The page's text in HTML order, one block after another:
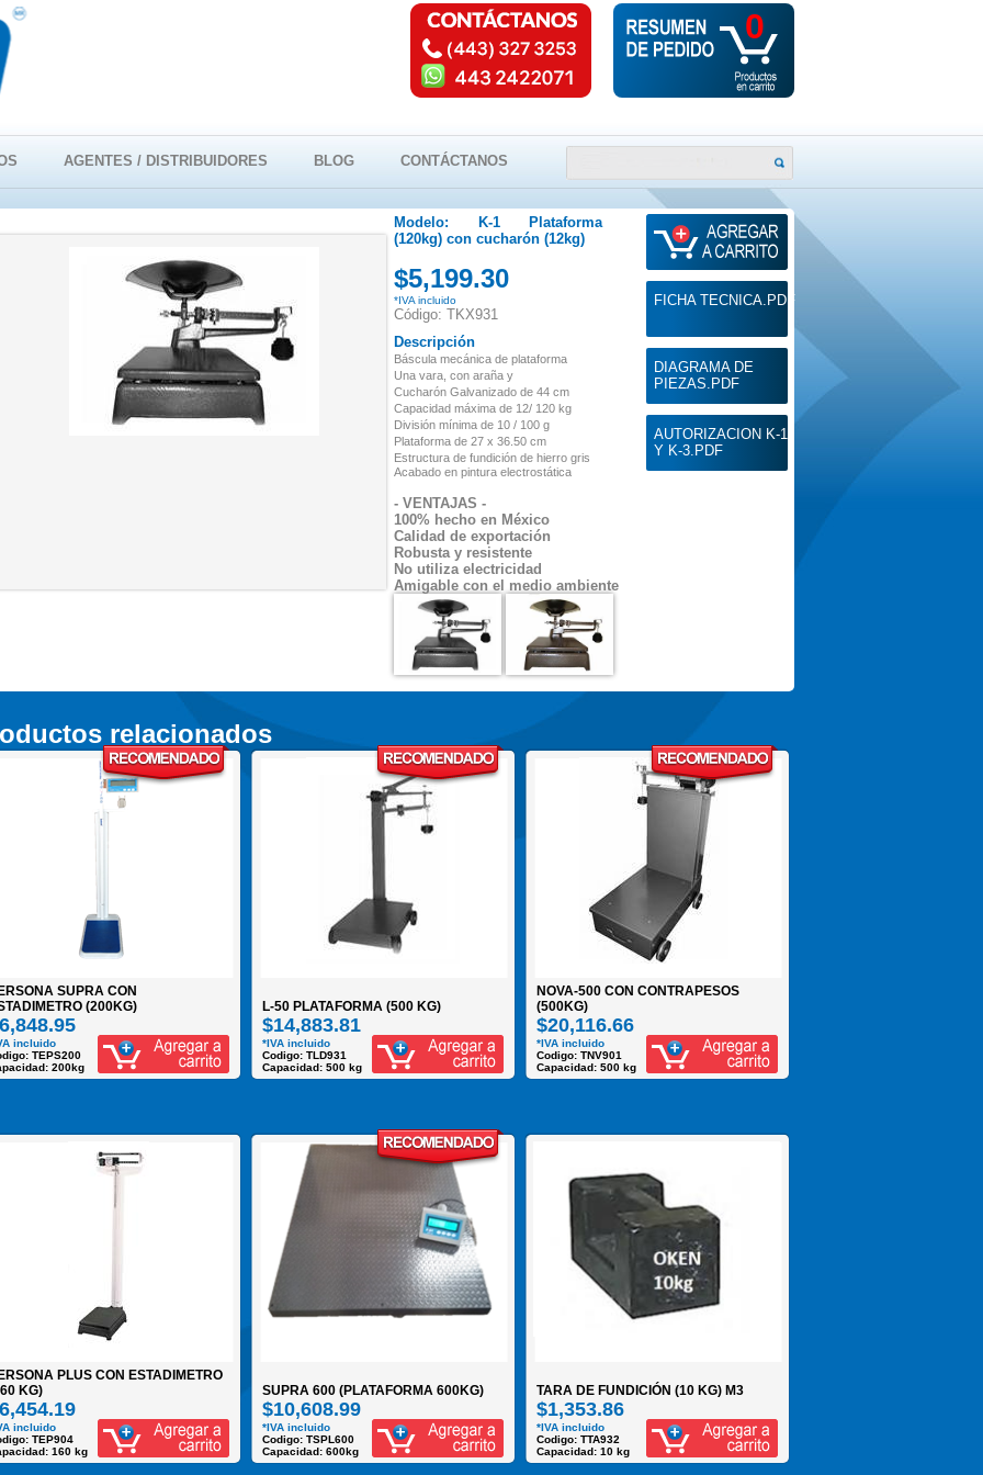
0
AGENTES / DISTRIBUIDORES BLOG CONTÁCTANOS
FICHA TECNICA.PDF
DIAGRAMA DE
PIEZAS.PDF
AUTORIZACION K-1
Y K-3.PDF
Modelo:
K-1 Plataforma
(120kg) con cucharón (12kg)
$5,199.30
*IVA incluido
Código: TKX931
Descripción
Báscula mecánica de plataforma
Una vara, con araña y
Cucharón Galvanizado de 44 cm
Capacidad máxima de 12/ 120 kg
División mínima de 10 / 100 g
Plataforma de 27 x 36.50 cm
Estructura de fundición de hierro gris
Acabado en pintura electrostática
- VENTAJAS -
100% hecho en México
Calidad de exportación
Robusta y resistente
No utiliza electricidad
Amigable con el medio ambiente
relacionados
SUPRA CON
(200KG)
incluido
TEPS200
200kg
L-50 PLATAFORMA (500 KG)
$14,883.81
*IVA incluido
Codigo: TLD931
Capacidad: 500 kg
NOVA-500 CON CONTRAPESOS
(500KG)
$20,116.66
*IVA incluido
Codigo: TNV901
Capacidad: 500 kg
PLUS CON ESTADIMETRO
KG)
incluido
TEP904
160 kg
SUPRA 600 (PLATAFORMA 600KG)
$10,608.99
*IVA incluido
Codigo: TSPL600
Capacidad: 600kg
TARA DE FUNDICIÓN (10 KG) M3
$1,353.86
*IVA incluido
Codigo: TTA932
Capacidad: 10 kg